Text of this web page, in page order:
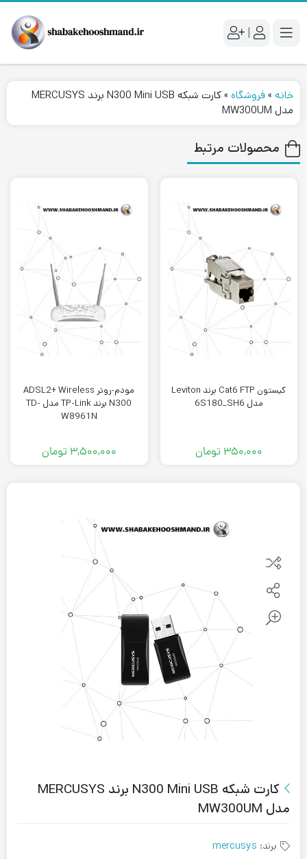
|
خانه »فروشگاه »
کارت شبکه N300 Mini USB برند MERCUSYS
مدل MW300UM
محصولات مرتبط
کيستون Cat6 FTP برند Leviton
مدل 6S180_SH6
۳۵۰,۰۰۰ تومان
مودم-روتر ADSL2+ Wireless
N300 برند TP-Link مدل TD-
W8961N
۳,۵۰۰,۰۰۰ تومان
کارت شبکه N300 Mini USB برند MERCUSYS
مدل MW300UM
برند: mercusys